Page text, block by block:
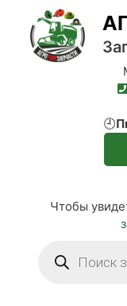
Перейти
содержимому
🕘
Чтобы
товаров